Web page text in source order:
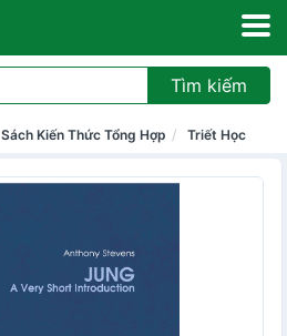
Tìm kiếm
Sách Kiến Thức Tổng Hợp Triết Học